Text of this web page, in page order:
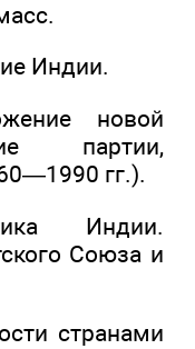
Индии.
новой
партии,
гг.).
Индии.
Союза и
странами